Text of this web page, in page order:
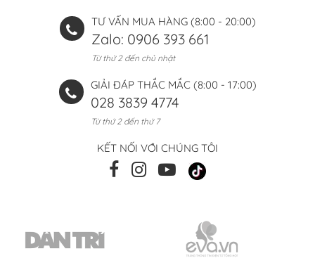
TƯ VẤN MUA HÀNG (8:00 - 20:00)
Zalo: 0906 393 661
Từ thứ 2 đến chủ nhật
GIẢI ĐÁP THẮC MẮC (8:00 - 17:00)
028 3839 4774
Từ thứ 2 đến thứ 7
KẾT NỐI VỚI CHÚNG TÔI